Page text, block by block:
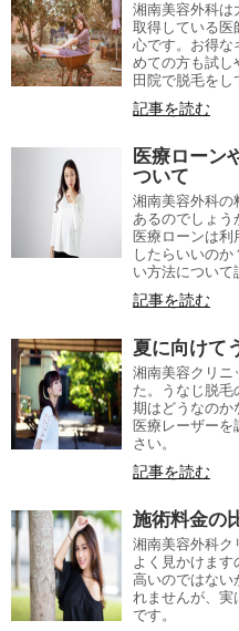
湘南美容外科は
取得している医
心です。お得な
めての方も試し
田院で脱毛をし
記事を読む
医療ローン
ついて
湘南美容外科の
あるのでしょう
医療ローンは利
したらいいの
い方法について
記事を読む
夏に向けて
湘南美容クリニ
た。うなじ脱毛
期はどうなのか
医療レーザー
さい。
記事を読む
施術料金の
湘南美容外科ク
よく見かけます
高いのではない
れませんが、実
です。